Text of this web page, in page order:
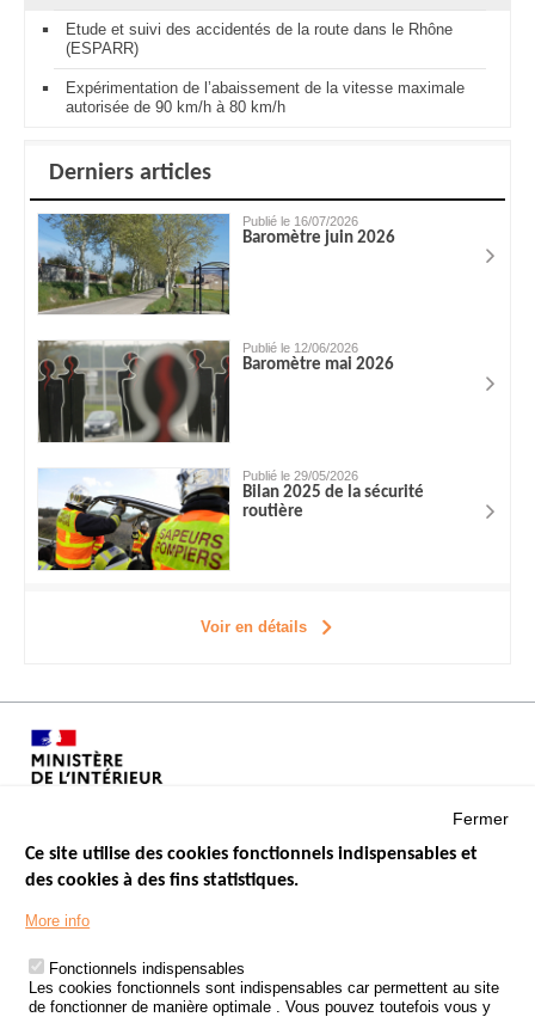
Etude et suivi des accidentés de la route dans le Rhône
(ESPARR)
Expérimentation de l’abaissement de la vitesse maximale
autorisée de 90 km/h à 80 km/h
Derniers articles
Publié le 16/07/2026
Baromètre juin 2026
Publié le 12/06/2026
Baromètre mai 2026
Publié le 29/05/2026
Bilan 2025 de la sécurité
routière
Voir en détails
Menu
Footer
LES SITES PUBLICS
ÉTAT DE L’INSÉCURITÉ ROUTIÈRE
TRAITEMENT DES DONNÉES PERSONNELLES DES ACCIDENTS DE
Fermer
Ce site utilise des cookies fonctionnels indispensables et
des cookies à des fins statistiques.
More info
Fonctionnels indispensables
Les cookies fonctionnels sont indispensables car permettent au site
de fonctionner de manière optimale . Vous pouvez toutefois vous y